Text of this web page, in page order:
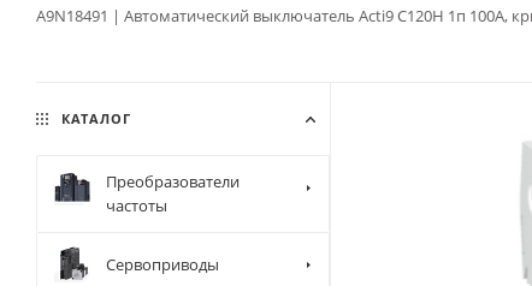
A9N18491 | Автоматический выключатель Acti9 C120H 1п 100А,
КАТАЛОГ
Преобразователи
частоты
Сервоприводы